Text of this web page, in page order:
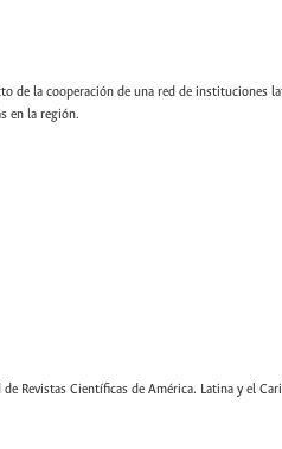
de la cooperación de una red de instituciones
en la región.
de Revistas Científicas de América. Latina y el